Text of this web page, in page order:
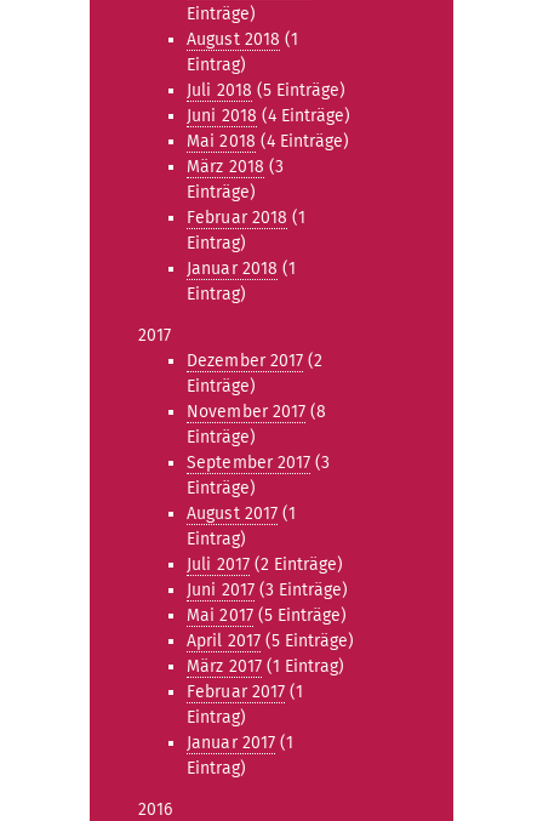
Einträge)
August 2018 (1
Eintrag)
Juli 2018 (5 Einträge)
Juni 2018 (4 Einträge)
Mai 2018 (4 Einträge)
März 2018 (3
Einträge)
Februar 2018 (1
Eintrag)
Januar 2018 (1
Eintrag)
2017
Dezember 2017 (2
Einträge)
November 2017 (8
Einträge)
September 2017 (3
Einträge)
August 2017 (1
Eintrag)
Juli 2017(2 Einträge)
Juni 2017(3 Einträge)
Mai 2017(5 Einträge)
April 2017 (5 Einträge)
März 2017(1 Eintrag)
Februar 2017 (1
Eintrag)
Januar 2017 (1
Eintrag)
2016